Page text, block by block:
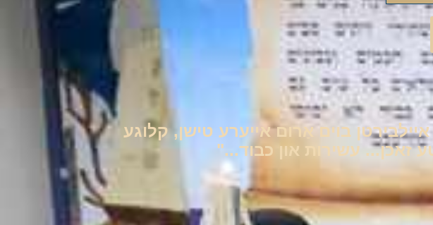
איילבירטן בוים אַרום אייערע טישן, קלוגע
זאכן... עשירות און כבוד..."